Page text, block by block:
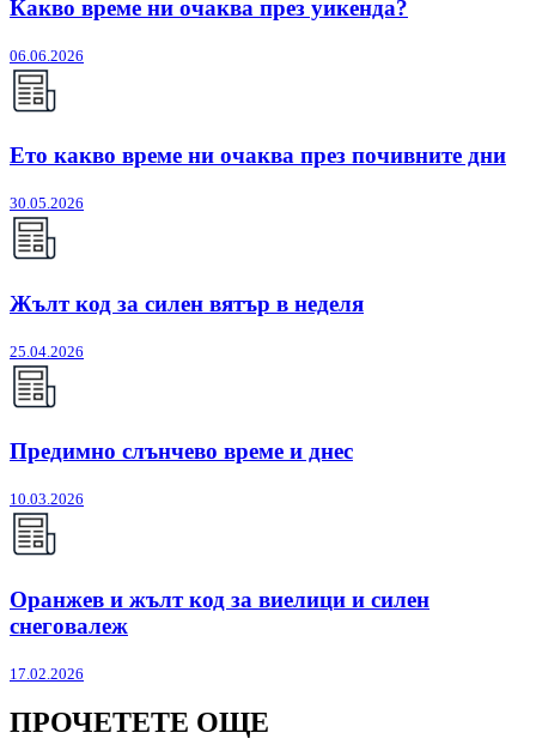
Какво време ни очаква през уикенда?
06.06.2026
Ето какво време ни очаква през почивните дни
30.05.2026
Жълт код за силен вятър в неделя
25.04.2026
Предимно слънчево време и днес
10.03.2026
Оранжев и жълт код за виелици и силен
снеговалеж
17.02.2026
ПРОЧЕТЕТЕ ОЩЕ